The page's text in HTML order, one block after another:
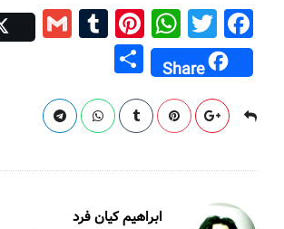
F
a
c
e
b
o
o
T
wi
tt
er
W
h
at
s
A
p
p
Pi
nt
er
e
st
T
u
bl
r
G
m
Share
h
ar
e
ابراهیم کیان فرد